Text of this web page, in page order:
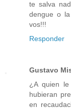
te salva
dengue o
vos!!!
Responder
Gustavo
¿A quien
hubieran
en